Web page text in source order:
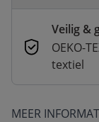
Veilig &
OEKO-
textiel
MEER